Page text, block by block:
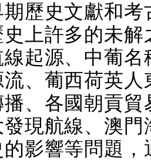
期歷史文獻和考
上許多的未解
起源、中葡名
、葡西荷英人
、各國朝貢貿
現航線、澳門
影響等問題，